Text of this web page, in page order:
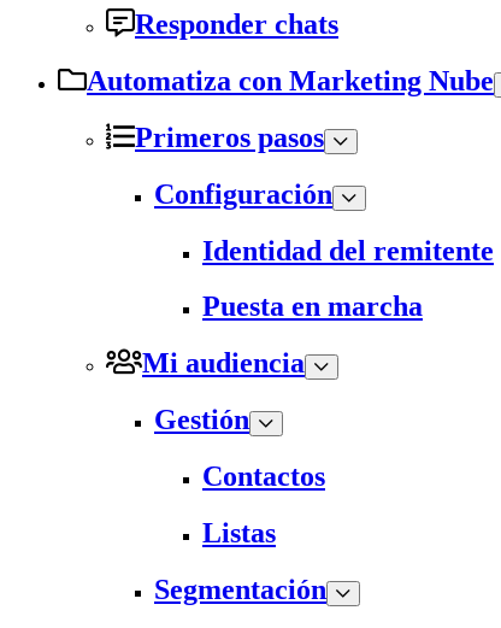
Responder chats
Automatiza con Marketing Nube
Primeros pasos
Configuración
Identidad del remitente
Puesta en marcha
Mi audiencia
Gestión
Contactos
Listas
Segmentación